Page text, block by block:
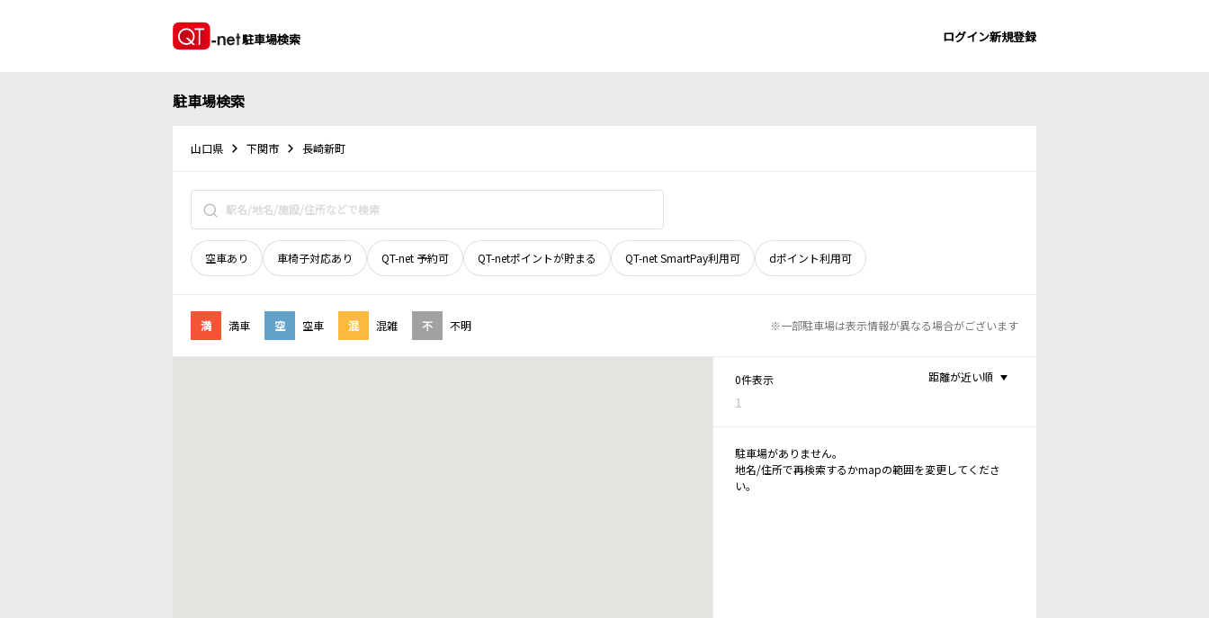
駐車場検索 ログイン新規登録
駐車場検索
山口県 下関市 長崎新町
空車あり 車椅子対応あり QT-net 予約可 QT-netポイントが貯まる QT-net SmartPay利用可 dポイント利用可
満 満車 空 空車 混 混雑 不 不明 ※一部駐車場は表示情報が異なる場合がございます
0件表示
1
距離が近い順
駐車場がありません。
地名/住所で再検索するかmapの範囲を変更してくださ
い。